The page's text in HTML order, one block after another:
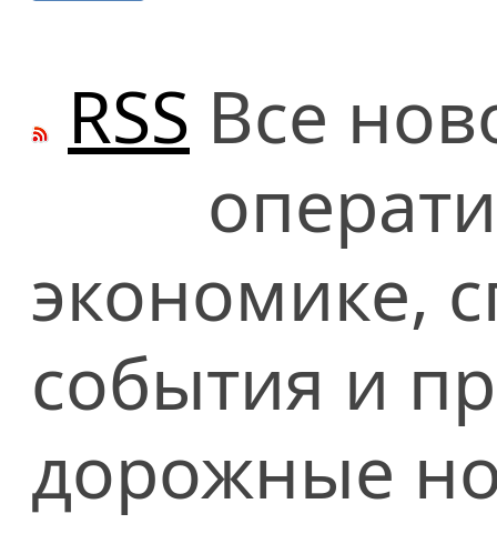
RSS Все
экономике,
события и
дорожные